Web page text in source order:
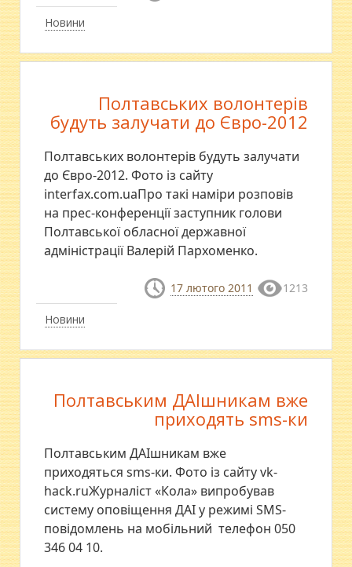
Новини
Новини
Полтавських волонтерів
будуть залучати до Євро-2012
Полтавських волонтерів будуть залучати
до Євро-2012. Фото із сайту
interfax.com.uaПро такі наміри розповів
на прес-конференції заступник голови
Полтавської обласної державної
адміністрації Валерій Пархоменко.
17 лютого 2011 1213
Полтавським ДАІшникам вже
приходять sms-ки
Полтавським ДАІшникам вже
приходяться sms-ки. Фото із сайту vk-
hack.ruЖурналіст «Кола» випробував
систему оповіщення ДАІ у режимі SМS-
повідомлень на мобільний телефон 050
346 04 10.